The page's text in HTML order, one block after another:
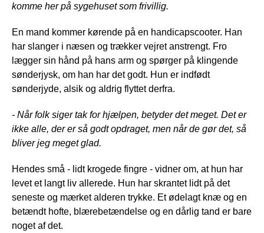
komme her på sygehuset som frivillig.
En mand kommer kørende på en handicapscooter. Han
har slanger i næsen og trækker vejret anstrengt. Fro
lægger sin hånd på hans arm og spørger på klingende
sønderjysk, om han har det godt. Hun er indfødt
sønderjyde, alsik og aldrig flyttet derfra.
- Når folk siger tak for hjælpen, betyder det meget. Det er
ikke alle, der er så godt opdraget, men når de gør det, så
bliver jeg meget glad.
Hendes små - lidt krogede fingre - vidner om, at hun har
levet et langt liv allerede. Hun har skrantet lidt på det
seneste og mærket alderen trykke. Et ødelagt knæ og en
betændt hofte, blærebetændelse og en dårlig tand er bare
noget af det.